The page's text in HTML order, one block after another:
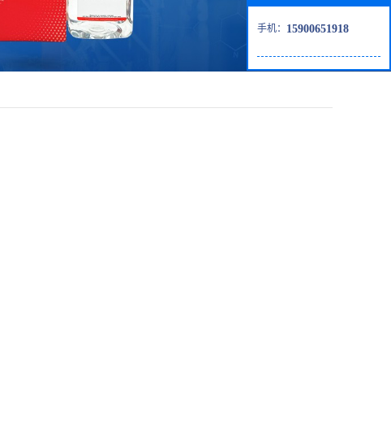
手机： 15900651918